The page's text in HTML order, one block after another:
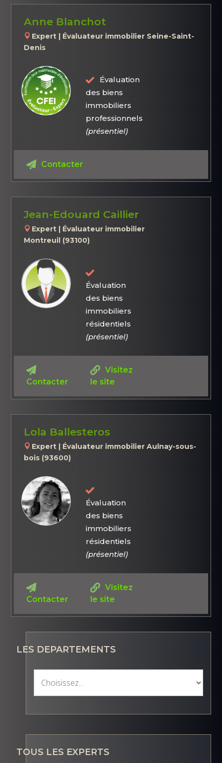
Anne Blanchot
Expert | Évaluateur immobilier Seine-Saint-
Denis
Évaluation
des biens
immobiliers
professionnels
(présentiel)
Contacter
Jean-Edouard Caillier
Expert | Évaluateur immobilier
Montreuil (93100)
Évaluation
des biens
immobiliers
résidentiels
(présentiel)
Contacter
Visitez
le site
Lola Ballesteros
Expert | Évaluateur immobilier Aulnay-sous-
bois (93600)
Évaluation
des biens
immobiliers
résidentiels
(présentiel)
Contacter
Visitez
le site
LES DEPARTEMENTS
TOUS LES EXPERTS